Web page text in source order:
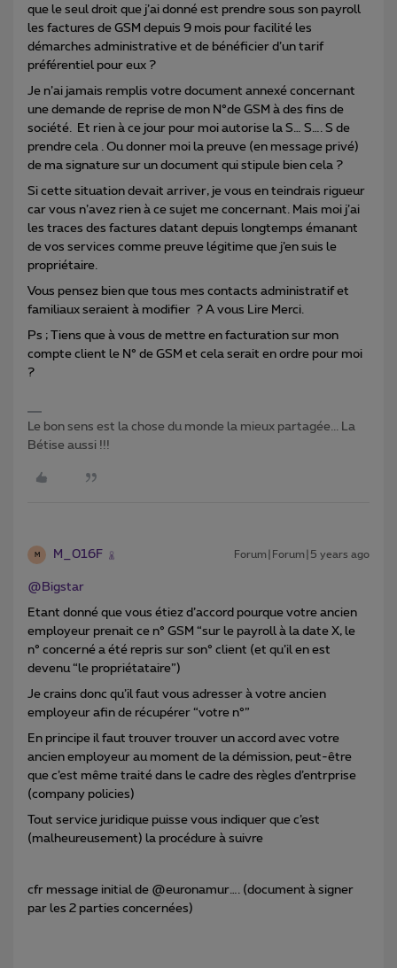
que le seul droit que j’ai donné est prendre sous son payroll
les factures de GSM depuis 9 mois pour facilité les
démarches administrative et de bénéficier d’un tarif
préférentiel pour eux ?
Je n’ai jamais remplis votre document annexé concernant
une demande de reprise de mon N°de GSM à des fins de
société. Et rien à ce jour pour moi autorise la S… S…. S de
prendre cela . Ou donner moi la preuve (en message privé)
de ma signature sur un document qui stipule bien cela ?
Si cette situation devait arriver, je vous en teindrais rigueur
car vous n’avez rien à ce sujet me concernant. Mais moi j’ai
les traces des factures datant depuis longtemps émanant
de vos services comme preuve légitime que j’en suis le
propriétaire.
Vous pensez bien que tous mes contacts administratif et
familiaux seraient à modifier ? A vous Lire Merci.
Ps ; Tiens que à vous de mettre en facturation sur mon
compte client le N° de GSM et cela serait en ordre pour moi
?
Le bon sens est la chose du monde la mieux partagée... La
Bétise aussi !!!
M M_016F Forum|Forum|5 years ago
@Bigstar
Etant donné que vous étiez d’accord pourque votre ancien
employeur prenait ce n° GSM “sur le payroll à la date X, le
n° concerné a été repris sur son° client (et qu’il en est
devenu “le propriétataire”)
Je crains donc qu’il faut vous adresser à votre ancien
employeur afin de récupérer “votre n°”
En principe il faut trouver trouver un accord avec votre
ancien employeur au moment de la démission, peut-être
que c’est même traité dans le cadre des règles d’entrprise
(company policies)
Tout service juridique puisse vous indiquer que c’est
(malheureusement) la procédure à suivre
cfr message initial de @euronamur…. (document à signer
par les 2 parties concernées)